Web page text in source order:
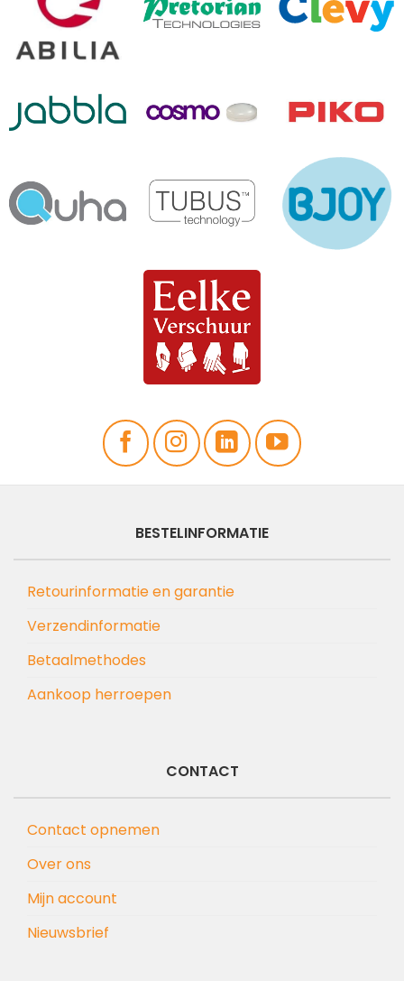
BESTELINFORMATIE
Retourinformatie en garantie
Verzendinformatie
Betaalmethodes
Aankoop herroepen
CONTACT
Contact opnemen
Over ons
Mijn account
Nieuwsbrief